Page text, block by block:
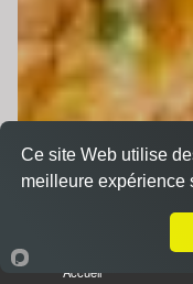
Accueil
Ce site Web utilise
meilleure expérience